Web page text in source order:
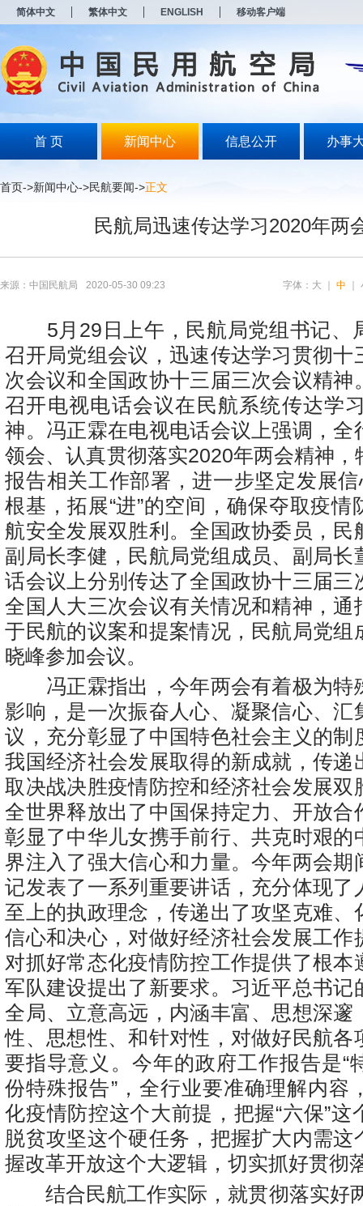
简体中文 繁体中文 ENGLISH 移动客户端
首 页 新闻中心 信息公开 办事
首页->新闻中心->民航要闻->正文
民航局迅速传达学习2020年两
来源：中国民航局 2020-05-30 09:23 字体： 大 中
5月29日上午，民航局党组书记、
召开局党组会议，迅速传达学习贯彻十
次会议和全国政协十三届三次会议精神
召开电视电话会议在民航系统传达学
神。冯正霖在电视电话会议上强调，全
领会、认真贯彻落实2020年两会精神，
报告相关工作部署，进一步坚定发展信
根基，拓展“进”的空间，确保夺取疫情
航安全发展双胜利。全国政协委员，民
副局长李健，民航局党组成员、副局长
话会议上分别传达了全国政协十三届三
全国人大三次会议有关情况和精神，通
于民航的议案和提案情况，民航局党组
晓峰参加会议。
冯正霖指出，今年两会有着极为特
影响，是一次振奋人心、凝聚信心、汇
议，充分彰显了中国特色社会主义的制
我国经济社会发展取得的新成就，传递
取决战决胜疫情防控和经济社会发展双
全世界释放出了中国保持定力、开放合
彰显了中华儿女携手前行、共克时艰的
界注入了强大信心和力量。今年两会期
记发表了一系列重要讲话，充分体现了
至上的执政理念，传递出了攻坚克难、
信心和决心，对做好经济社会发展工作
对抓好常态化疫情防控工作提供了根本
军队建设提出了新要求。习近平总书记
全局、立意高远，内涵丰富、思想深邃
性、思想性、和针对性，对做好民航各
要指导意义。今年的政府工作报告是“
份特殊报告”，全行业要准确理解内容
化疫情防控这个大前提，把握“六保”这
脱贫攻坚这个硬任务，把握扩大内需这
握改革开放这个大逻辑，切实抓好贯彻
结合民航工作实际，就贯彻落实好
打
开
无
障
说
按
Alt
开